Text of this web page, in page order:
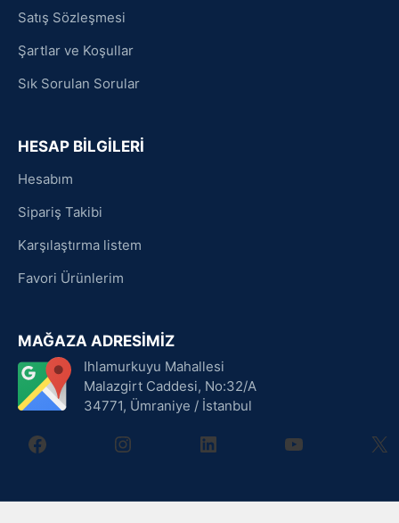
Satış Sözleşmesi
Şartlar ve Koşullar
Sık Sorulan Sorular
HESAP BİLGİLERİ
Hesabım
Sipariş Takibi
Karşılaştırma listem
Favori Ürünlerim
MAĞAZA ADRESİMİZ
Ihlamurkuyu Mahallesi
Malazgirt Caddesi, No:32/A
34771, Ümraniye / İstanbul
facebookinstagramlinkedin youtube X